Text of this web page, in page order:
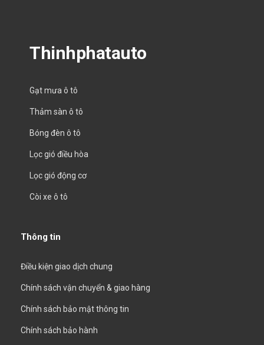
Thinhphatauto
Gạt mưa ô tô
Thảm sàn ô tô
Bóng đèn ô tô
Lọc gió điều hòa
Lọc gió động cơ
Còi xe ô tô
Thông tin
Điều kiện giao dịch chung
Chính sách vận chuyển & giao hàng
Chính sách bảo mật thông tin
Chính sách bảo hành